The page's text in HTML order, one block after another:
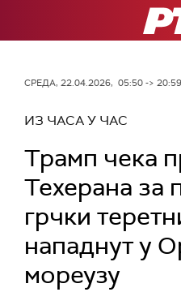
РТС
СРЕДА, 22.04.2026, 05:50 -> 20:59
ИЗ ЧАСА У ЧАС
Трамп чека
Техерана за
грчки
нападнут у
мореузу